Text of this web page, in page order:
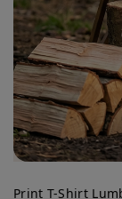
Print T-Shirt